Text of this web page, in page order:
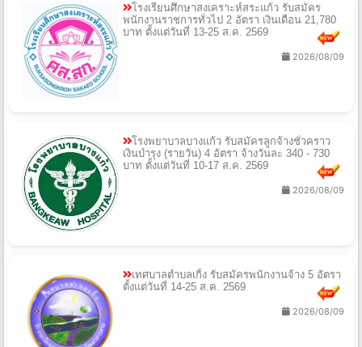
โรงเรียนศึกษาสงเคราะห์สระแก้ว รับสมัคร
พนักงานราชการทั่วไป 2 อัตรา เงินเดือน 21,780
บาท ตั้งแต่วันที่ 13-25 ส.ค. 2569
2026/08/09
โรงพยาบาลบางแก้ว รับสมัครลูกจ้างชั่วคราว
เงินบำรุง (รายวัน) 4 อัตรา จ้างวันละ 340 - 730
บาท ตั้งแต่วันที่ 10-17 ส.ค. 2569
2026/08/09
เทศบาลตำบลเกิ้ง รับสมัครพนักงานจ้าง 5 อัตรา
ตั้งแต่วันที่ 14-25 ส.ค. 2569
2026/08/09